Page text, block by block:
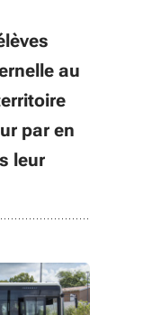
au
par en
leur